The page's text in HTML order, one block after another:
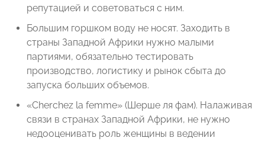
репутацией и советоваться с ним.
Большим горшком воду не носят. Заходить в
страны Западной Африки нужно малыми
партиями, обязательно тестировать
производство, логистику и рынок сбыта до
запуска больших объемов.
«Cherchez la femme» (Шерше ля фам). Налаживая
связи в странах Западной Африки, не нужно
недооценивать роль женщины в ведении